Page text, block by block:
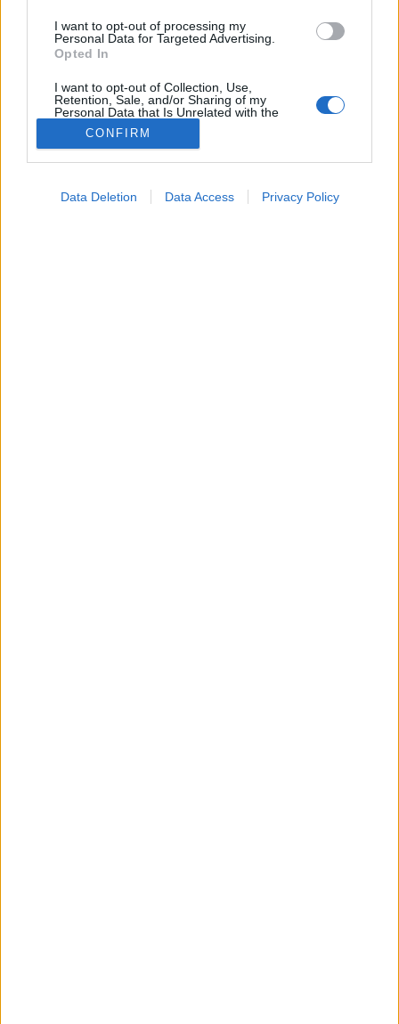
I want to opt-out of processing my
Personal Data for Targeted Advertising.
Opted In
I want to opt-out of Collection, Use,
Retention, Sale, and/or Sharing of my
Personal Data that Is Unrelated with the
Purposes for which it was collected.
Opted Out
I want to allow Google to enable storage
CONFIRM
Data Deletion Data Access Privacy Policy